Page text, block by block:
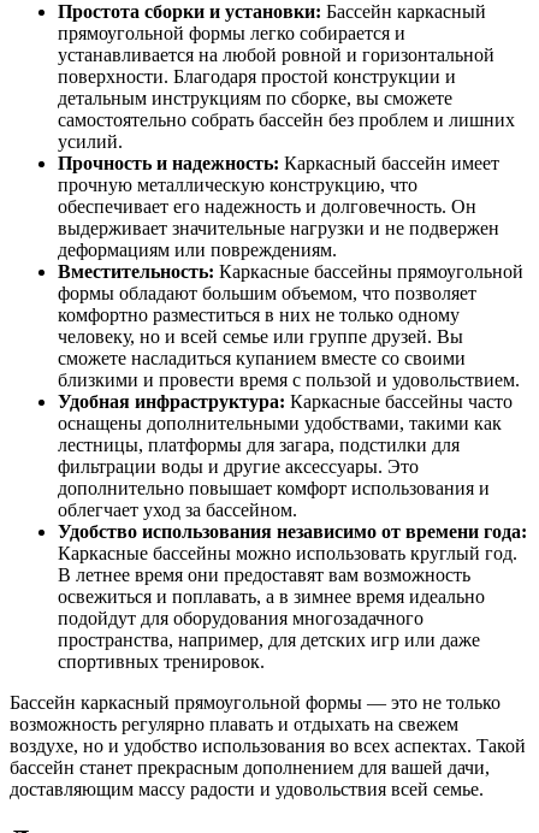
Простота сборки и установки: Бассейн каркасный
прямоугольной формы легко собирается и
устанавливается на любой ровной и горизонтальной
поверхности. Благодаря простой конструкции и
детальным инструкциям по сборке, вы сможете
самостоятельно собрать бассейн без проблем и лишних
усилий.
Прочность и надежность: Каркасный бассейн имеет
прочную металлическую конструкцию, что
обеспечивает его надежность и долговечность. Он
выдерживает значительные нагрузки и не подвержен
деформациям или повреждениям.
Вместительность: Каркасные бассейны прямоугольной
формы обладают большим объемом, что позволяет
комфортно разместиться в них не только одному
человеку, но и всей семье или группе друзей. Вы
сможете насладиться купанием вместе со своими
близкими и провести время с пользой и удовольствием.
Удобная инфраструктура: Каркасные бассейны часто
оснащены дополнительными удобствами, такими как
лестницы, платформы для загара, подстилки для
фильтрации воды и другие аксессуары. Это
дополнительно повышает комфорт использования и
облегчает уход за бассейном.
Удобство использования независимо от времени года:
Каркасные бассейны можно использовать круглый год.
В летнее время они предоставят вам возможность
освежиться и поплавать, а в зимнее время идеально
подойдут для оборудования многозадачного
пространства, например, для детских игр или даже
спортивных тренировок.
Бассейн каркасный прямоугольной формы — это не только
возможность регулярно плавать и отдыхать на свежем
воздухе, но и удобство использования во всех аспектах. Такой
бассейн станет прекрасным дополнением для вашей дачи,
доставляющим массу радости и удовольствия всей семье.